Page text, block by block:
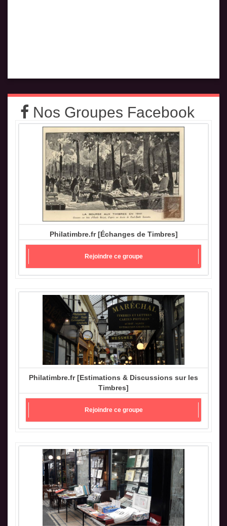
Nos Groupes Facebook
Philatimbre.fr [Échanges de Timbres]
Rejoindre ce groupe
Philatimbre.fr [Estimations & Discussions sur les
Timbres]
Rejoindre ce groupe